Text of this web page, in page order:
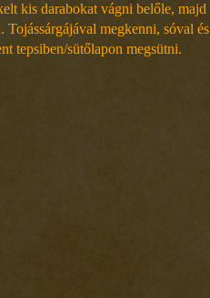
kis darabokat vágni belőle, majd
megkenni, sóval és
tepsiben/sütőlapon megsütni.